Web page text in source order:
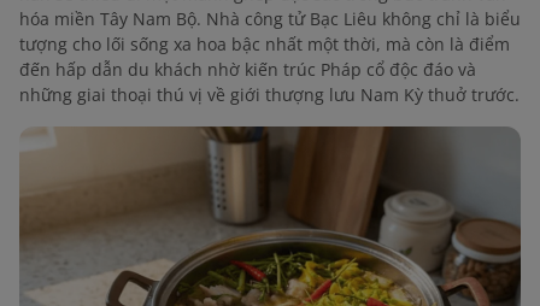
hóa miền Tây Nam Bộ. Nhà công tử Bạc Liêu không chỉ là biểu
tượng cho lối sống xa hoa bậc nhất một thời, mà còn là điểm
đến hấp dẫn du khách nhờ kiến trúc Pháp cổ độc đáo và
những giai thoại thú vị về giới thượng lưu Nam Kỳ thuở trước.